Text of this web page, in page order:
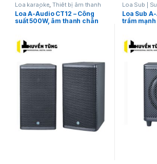
Loa karaoke ,Thiết bị âm thanh
karaoke | KTV
Loa A-Audio CT12 – Công
suất 500W, âm thanh chân
Loa Sub |
thanh
Loa Sub
trầm mạnh